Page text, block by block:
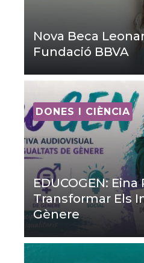
Nova Beca
Fundació BBVA
DONES I CIÈNCIA
EDUCOGEN: Eina
Transformar Els
Gènere